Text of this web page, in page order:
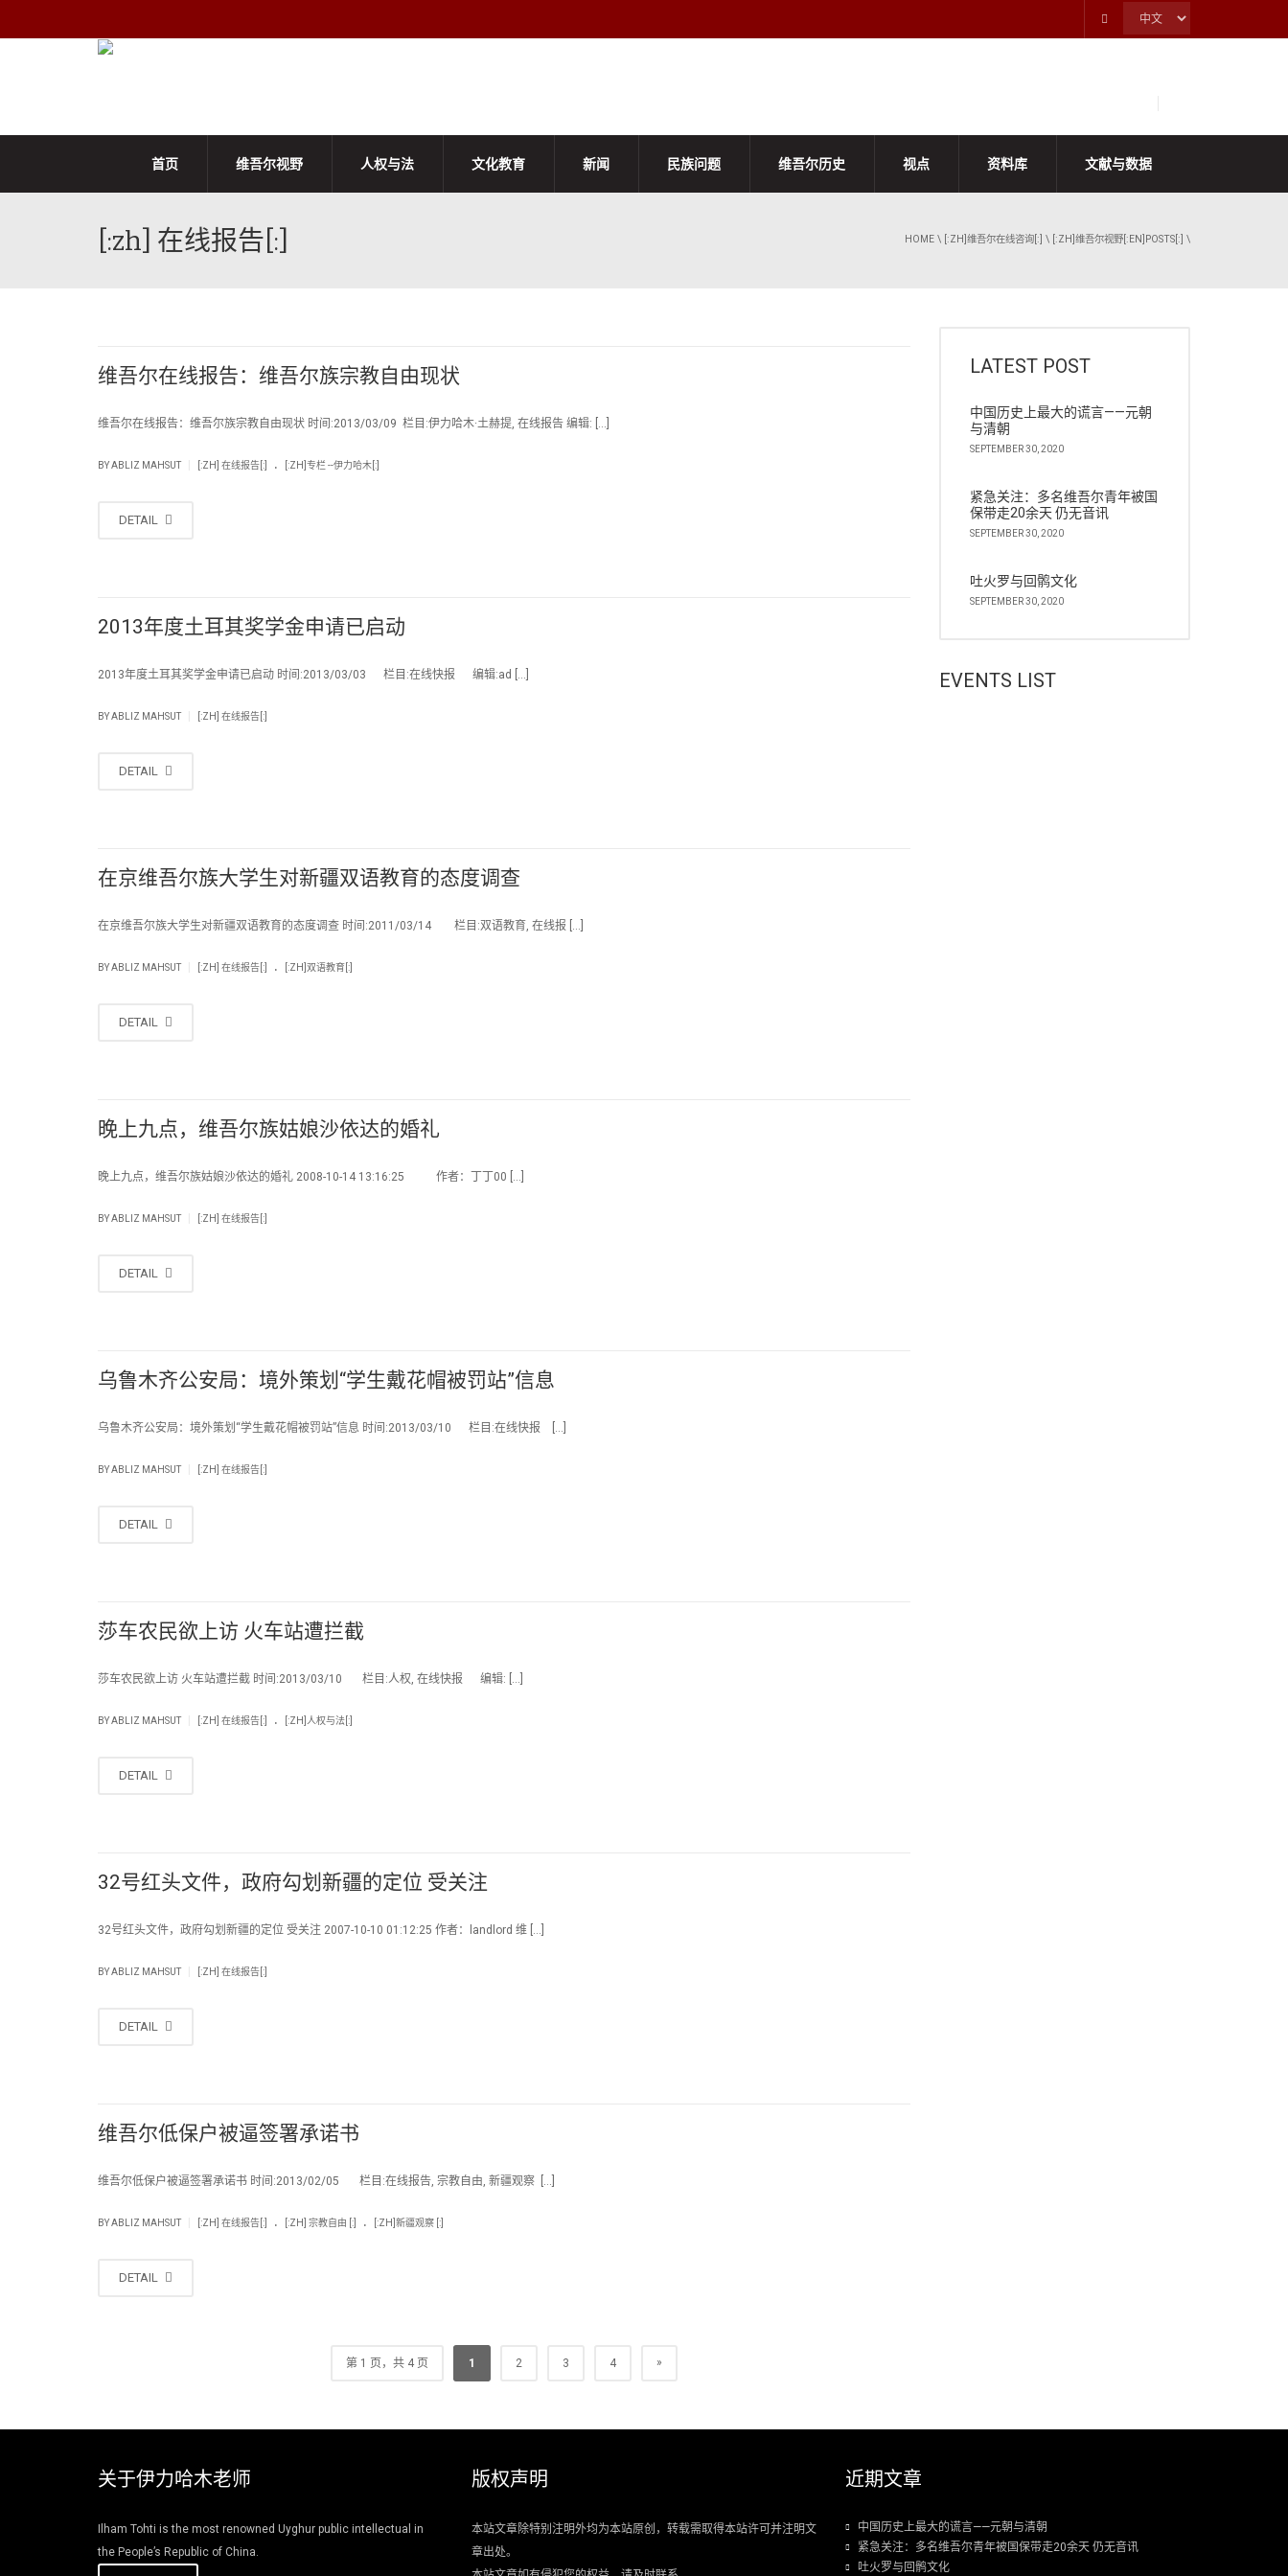
首页 维吾尔视野 人权与法 文化教育 新闻 民族问题 维吾尔历史 视点 资料库 文献与数据
[:zh] 在线报告[:] HOME \ [:ZH]维吾尔在线咨询[:] \ [:ZH]维吾尔视野[:EN]POSTS[:] \
维吾尔在线报告：维吾尔族宗教自由现状
维吾尔在线报告：维吾尔族宗教自由现状 时间:2013/03/09 栏目:伊力哈木·土赫提, 在线报告 编辑: […]
BYABLIZ MAHSUT [:ZH] 在线报告[:] . [:ZH]专栏 --伊力哈木[:]
DETAIL
2013年度土耳其奖学金申请已启动
2013年度土耳其奖学金申请已启动 时间:2013/03/03 栏目:在线快报 编辑:ad […]
BYABLIZ MAHSUT [:ZH] 在线报告[:]
DETAIL
在京维吾尔族大学生对新疆双语教育的态度调查
在京维吾尔族大学生对新疆双语教育的态度调查 时间:2011/03/14 栏目:双语教育, 在线报 […]
BYABLIZ MAHSUT [:ZH] 在线报告[:] . [:ZH]双语教育[:]
DETAIL
晚上九点，维吾尔族姑娘沙依达的婚礼
晚上九点，维吾尔族姑娘沙依达的婚礼 2008-10-14 13:16:25 作者：丁丁00 […]
BYABLIZ MAHSUT [:ZH] 在线报告[:]
DETAIL
乌鲁木齐公安局：境外策划“学生戴花帽被罚站”信息
乌鲁木齐公安局：境外策划“学生戴花帽被罚站”信息 时间:2013/03/10 栏目:在线快报 […]
BYABLIZ MAHSUT [:ZH] 在线报告[:]
DETAIL
莎车农民欲上访 火车站遭拦截
莎车农民欲上访 火车站遭拦截 时间:2013/03/10 栏目:人权, 在线快报 编辑: […]
BYABLIZ MAHSUT [:ZH] 在线报告[:] . [:ZH]人权与法[:]
DETAIL
32号红头文件，政府勾划新疆的定位 受关注
32号红头文件，政府勾划新疆的定位 受关注 2007-10-10 01:12:25 作者：landlord 维 […]
BYABLIZ MAHSUT [:ZH] 在线报告[:]
DETAIL
维吾尔低保户被逼签署承诺书
维吾尔低保户被逼签署承诺书 时间:2013/02/05 栏目:在线报告, 宗教自由, 新疆观察 […]
BYABLIZ MAHSUT [:ZH] 在线报告[:] . [:ZH] 宗教自由 [:] . [:ZH]新疆观察 [:]
DETAIL
第 1 页，共 4 页 1 2 3 4 »
LATEST POST
中国历史上最大的谎言——元朝
与清朝
SEPTEMBER 30, 2020
紧急关注：多名维吾尔青年被国
保带走20余天 仍无音讯
SEPTEMBER 30, 2020
吐火罗与回鹘文化
SEPTEMBER 30, 2020
EVENTS LIST
关于伊力哈木老师
Ilham Tohti is the most renowned Uyghur public intellectual in
the People’s Republic of China.
版权声明
本站文章除特别注明外均为本站原创，转载需取得本站许可并注明文
章出处。
近期文章
中国历史上最大的谎言——元朝与清朝
紧急关注：多名维吾尔青年被国保带走20余天 仍无音讯
吐火罗与回鹘文化